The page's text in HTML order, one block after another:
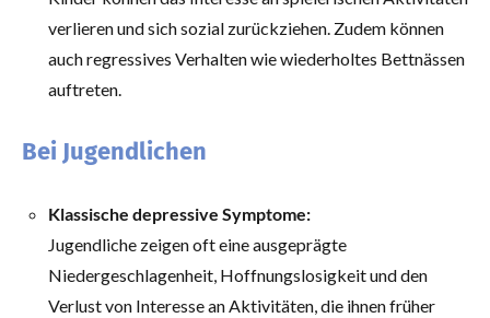
verlieren und sich sozial zurückziehen. Zudem können
auch regressives Verhalten wie wiederholtes Bettnässen
auftreten.
Bei Jugendlichen
Klassische depressive Symptome:
Jugendliche zeigen oft eine ausgeprägte
Niedergeschlagenheit, Hoffnungslosigkeit und den
Verlust von Interesse an Aktivitäten, die ihnen früher